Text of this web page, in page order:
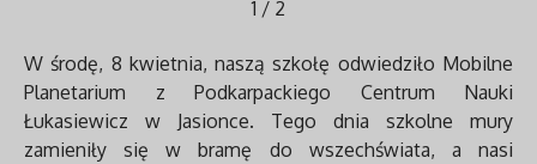
1 / 2
W środę, 8 kwietnia, naszą szkołę odwiedziło Mobilne
Planetarium z Podkarpackiego Centrum Nauki
Łukasiewicz w Jasionce. Tego dnia szkolne mury
zamieniły się w bramę do wszechświata, a nasi